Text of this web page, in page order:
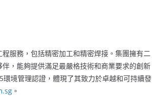
服務，包括精密加工和精密焊接。集團擁有二
，能夠提供滿足最嚴格技術和商業要求的創新
境管理認證，體現了其致力於卓越和可持續發
。